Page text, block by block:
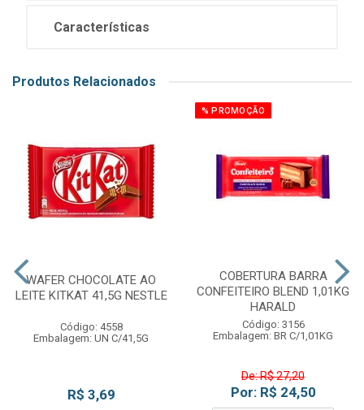
Características
Produtos Relacionados
WAFER CHOCOLATE AO
LEITE KITKAT 41,5G NESTLE
Código: 4558
Embalagem: UN C/41,5G
R$ 3,69
% PROMOÇÃO
COBERTURA BARRA
CONFEITEIRO BLEND 1,01KG
HARALD
Código: 3156
Embalagem: BR C/1,01KG
De: R$ 27,20
Por: R$ 24,50